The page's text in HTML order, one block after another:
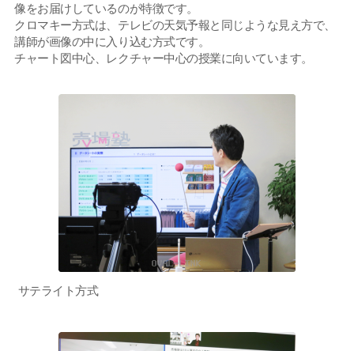
像をお届けしているのが特徴です。
クロマキー方式は、テレビの天気予報と同じような見え方で、
講師が画像の中に入り込む方式です。
チャート図中心、レクチャー中心の授業に向いています。
サテライト方式